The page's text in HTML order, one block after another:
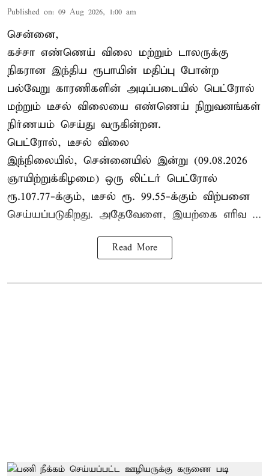
Published on: 09 Aug 2026, 1:00 am
சென்னை,
கச்சா எண்ணெய் விலை மற்றும் டாலருக்கு
நிகரான இந்திய ரூபாயின் மதிப்பு போன்ற
பல்வேறு காரணிகளின் அடிப்படையில் பெட்ரோல்
மற்றும் டீசல் விலையை எண்ணெய் நிறுவனங்கள்
நிர்ணயம் செய்து வருகின்றன.
பெட்ரோல், டீசல் விலை
இந்நிலையில், சென்னையில் இன்று (09.08.2026
ஞாயிற்றுக்கிழமை) ஒரு லிட்டர் பெட்ரோல்
ரூ.107.77-க்கும், டீசல் ரூ. 99.55-க்கும் விற்பனை
செய்யப்படுகிறது. அதேவேளை, இயற்கை எரிவ ...
Read More